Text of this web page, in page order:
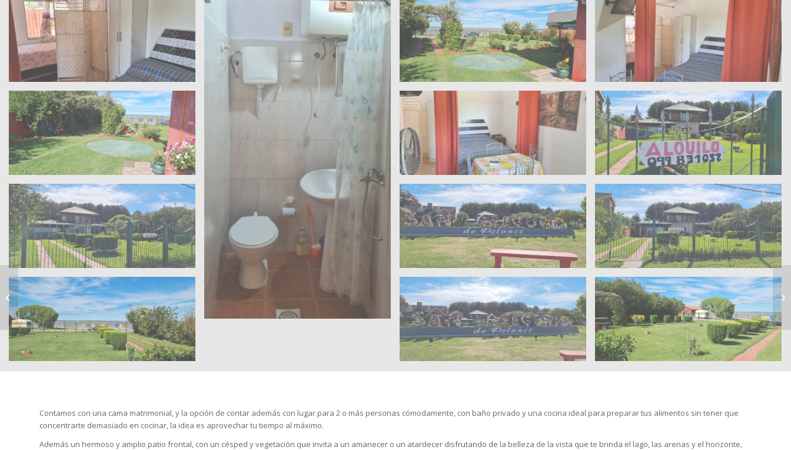
Contamos con una cama matrimonial, y la opción de contar además con lugar para 2 o más personas cómodamente, con baño privado y una cocina ideal para preparar tus alimentos sin tener que
concentrarte demasiado en cocinar, la idea es aprovechar tu tiempo al máximo.
Además un hermoso y amplio patio frontal, con un césped y vegetación que invita a un amanecer o un atardecer disfrutando de la belleza de la vista que te brinda el lago, las arenas y el horizonte,
Apartamento 4
personas calle Sergio
Arbiza